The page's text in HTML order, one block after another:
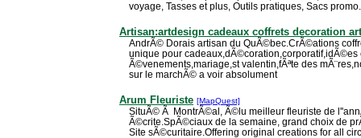
voyage, Tasses et plus, Outils pratiques, Sacs
Artisan:artdesign cadeaux coffrets decoration
AndrÃ© Dorais artisan du QuÃ©bec.CrÃ©ations
unique pour cadeaux,dÃ©coration,corporatif,idÃ©es
Ã©venements,mariage,st valentin,fÃªte des
sur le marchÃ© a voir absolument
Arum Fleuriste [MapQuest]
SituÃ© Ã MontrÃ©al, Ã©lu meilleur fleuriste de
Ã©crite.SpÃ©ciaux de la semaine, grand choix de
Site sÃ©curitaire.Offering original creations for all